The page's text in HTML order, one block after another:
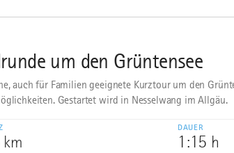
um den Grüntensee
auch für Familien geeignete Kurztour um den
Gestartet wird in Nesselwang im Allgäu.
km
DAUER
1:15 h